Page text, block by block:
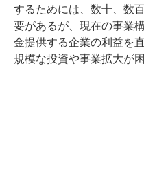
するためには、数十、数
要があるが、現在の事業
金提供する企業の利益を
規模な投資や事業拡大が